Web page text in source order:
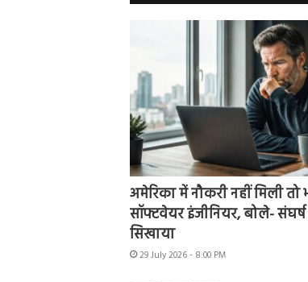
अमेरिका में नौकरी नहीं मिली तो
सॉफ्टवेयर इंजीनियर, बोले-
सिखाया
29 July 2026 - 8:00 PM